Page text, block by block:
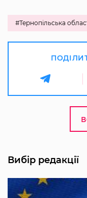
#Тернопільська
Вибір редакції